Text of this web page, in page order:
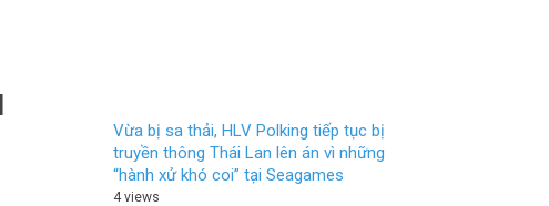
Vừa bị sa thải, HLV Polking tiếp tục bị
truyền thông Thái Lan lên án vì những
“hành xử khó coi” tại Seagames
4 views